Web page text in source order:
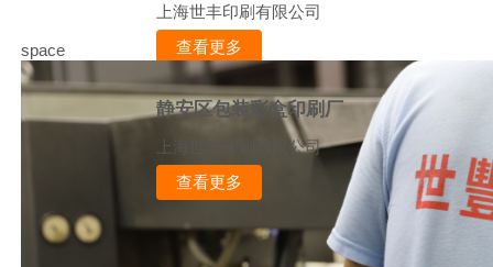
上海世丰印刷有限公司
查看更多
space
静安区包装彩盒印刷厂
上海世丰印刷有限公司
查看更多